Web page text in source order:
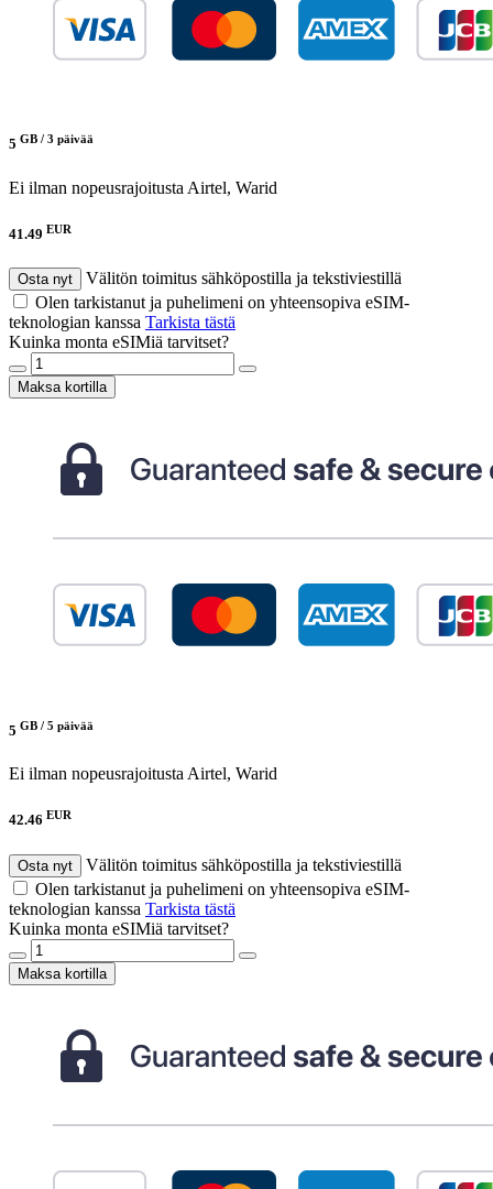
5 GB / 3 päivää
Ei ilman nopeusrajoitusta Airtel, Warid
41.49 EUR
Osta nyt
Välitön toimitus sähköpostilla ja tekstiviestillä
Olen tarkistanut ja puhelimeni on yhteensopiva eSIM-
teknologian kanssa Tarkista tästä
Kuinka monta eSIMiä tarvitset?
Maksa kortilla
5 GB / 5 päivää
Ei ilman nopeusrajoitusta Airtel, Warid
42.46 EUR
Osta nyt
Välitön toimitus sähköpostilla ja tekstiviestillä
Olen tarkistanut ja puhelimeni on yhteensopiva eSIM-
teknologian kanssa Tarkista tästä
Kuinka monta eSIMiä tarvitset?
Maksa kortilla